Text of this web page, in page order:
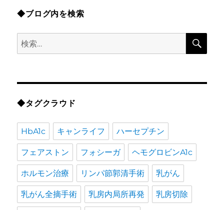
◆ブログ内を検索
検
索:
検
◆タグクラウド
HbA1c キャンライフ ハーセプチン
フェアストン フォシーガ ヘモグロビンA1c
ホルモン治療 リンパ節郭清手術 乳がん
乳がん全摘手術 乳房内局所再発 乳房切除